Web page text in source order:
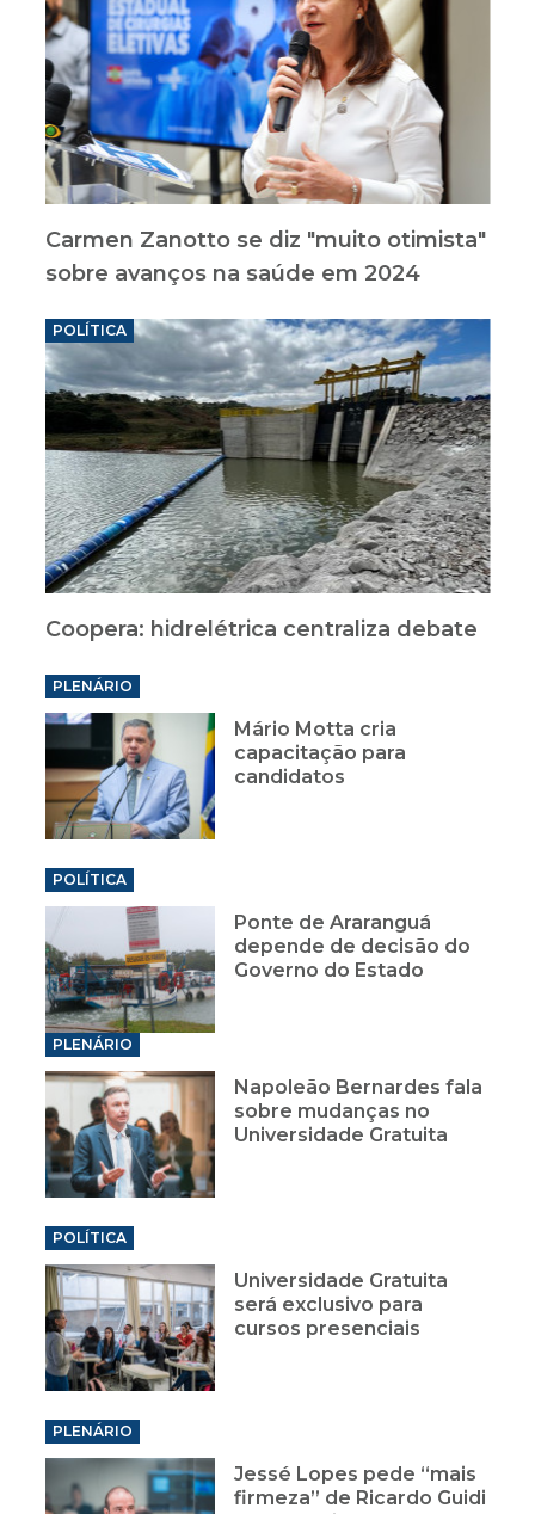
Carmen Zanotto se diz "muito otimista"
sobre avanços na saúde em 2024
POLÍTICA
Coopera: hidrelétrica centraliza debate
PLENÁRIO
Mário Motta cria
capacitação para
candidatos
POLÍTICA
Ponte de Araranguá
depende de decisão do
Governo do Estado
PLENÁRIO
Napoleão Bernardes fala
sobre mudanças no
Universidade Gratuita
POLÍTICA
Universidade Gratuita
será exclusivo para
cursos presenciais
PLENÁRIO
Jessé Lopes pede “mais
firmeza” de Ricardo Guidi